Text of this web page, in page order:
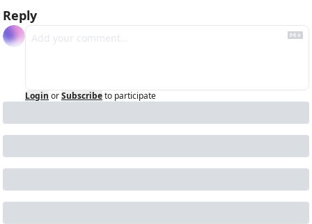
Reply
Login orSubscribeto participate